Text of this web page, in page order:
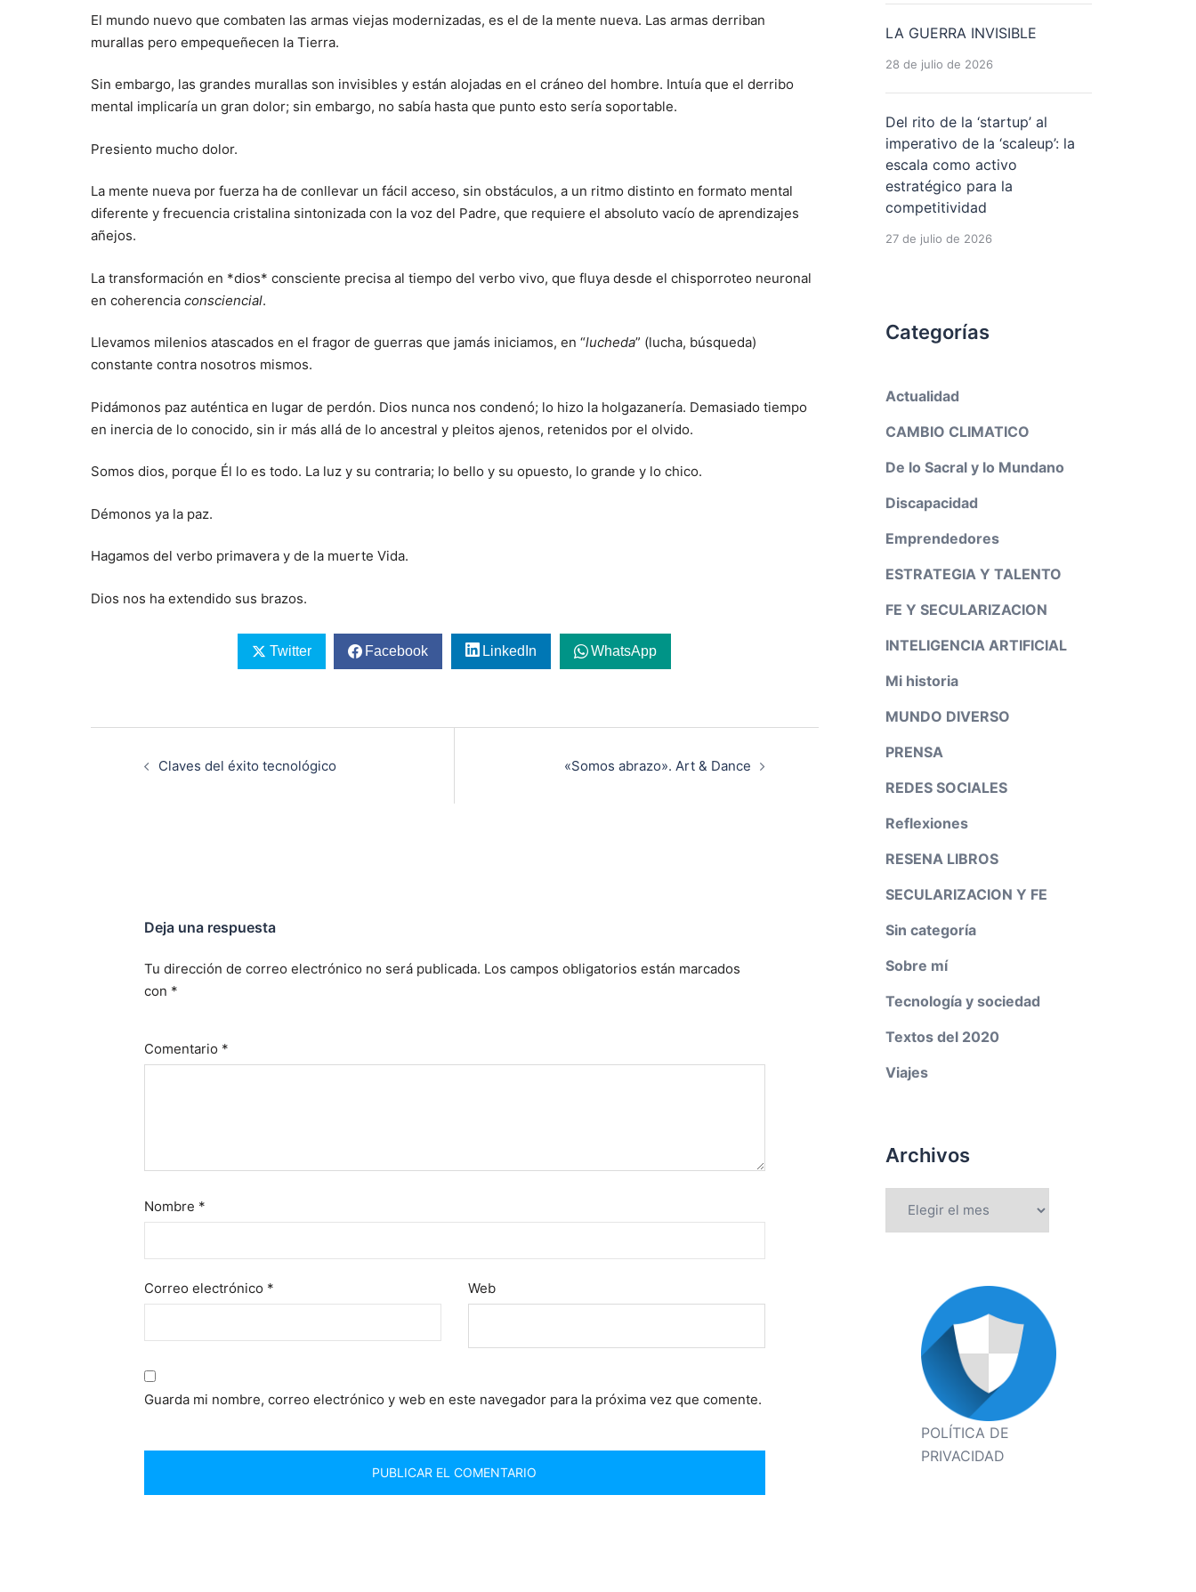
El mundo nuevo que combaten las armas viejas modernizadas, es el de la mente nueva. Las armas derriban
murallas pero empequeñecen la Tierra.
Sin embargo, las grandes murallas son invisibles y están alojadas en el cráneo del hombre. Intuía que el derribo
mental implicaría un gran dolor; sin embargo, no sabía hasta que punto esto sería soportable.
Presiento mucho dolor.
La mente nueva por fuerza ha de conllevar un fácil acceso, sin obstáculos, a un ritmo distinto en formato mental
diferente y frecuencia cristalina sintonizada con la voz del Padre, que requiere el absoluto vacío de aprendizajes
añejos.
La transformación en *dios* consciente precisa al tiempo del verbo vivo, que fluya desde el chisporroteo neuronal
en coherencia consciencial.
Llevamos milenios atascados en el fragor de guerras que jamás iniciamos, en “lucheda” (lucha, búsqueda)
constante contra nosotros mismos.
Pidámonos paz auténtica en lugar de perdón. Dios nunca nos condenó; lo hizo la holgazanería. Demasiado tiempo
en inercia de lo conocido, sin ir más allá de lo ancestral y pleitos ajenos, retenidos por el olvido.
Somos dios, porque Él lo es todo. La luz y su contraria; lo bello y su opuesto, lo grande y lo chico.
Démonos ya la paz.
Hagamos del verbo primavera y de la muerte Vida.
Dios nos ha extendido sus brazos.
Twitter Facebook LinkedIn WhatsApp
Claves del éxito tecnológico «Somos abrazo». Art & Dance
Deja una respuesta
Tu dirección de correo electrónico no será publicada. Los campos obligatorios están marcados
con *
Comentario *
Nombre *
Correo electrónico * Web
Guarda mi nombre, correo electrónico y web en este navegador para la próxima vez que comente.
LA GUERRA INVISIBLE
28 de julio de 2026
Del rito de la ‘startup’ al
imperativo de la ‘scaleup’: la
escala como activo
estratégico para la
competitividad
27 de julio de 2026
Categorías
Actualidad
CAMBIO CLIMATICO
De lo Sacral y lo Mundano
Discapacidad
Emprendedores
ESTRATEGIA Y TALENTO
FE Y SECULARIZACION
INTELIGENCIA ARTIFICIAL
Mi historia
MUNDO DIVERSO
PRENSA
REDES SOCIALES
Reflexiones
RESENA LIBROS
SECULARIZACION Y FE
Sin categoría
Sobre mí
Tecnología y sociedad
Textos del 2020
Viajes
Archivos
POLÍTICA DE
PRIVACIDAD